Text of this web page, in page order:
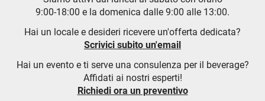
9:00-18:00 e la domenica dalle 9:00 alle 13:00.
Hai un locale e desideri ricevere un'offerta dedicata?
Scrivici subito un'email
Hai un evento e ti serve una consulenza per il beverage?
Affidati ai nostri esperti!
Richiedi ora un preventivo